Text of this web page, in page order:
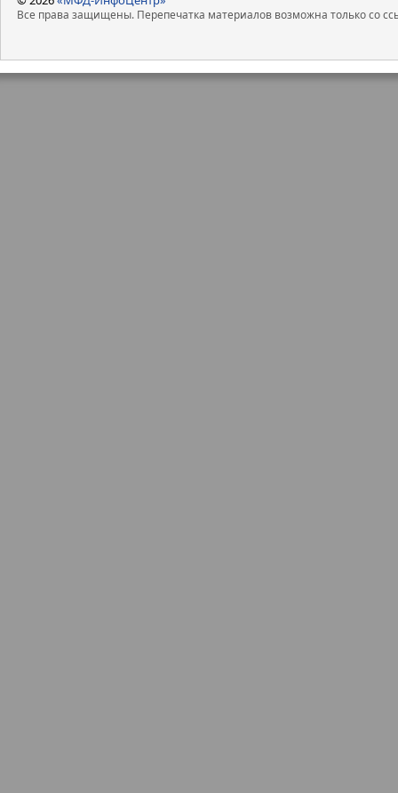
Все права защищены. Перепечатка материалов возможна только со